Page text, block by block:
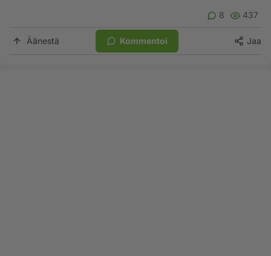
8 437
Äänestä Kommentoi Jaa